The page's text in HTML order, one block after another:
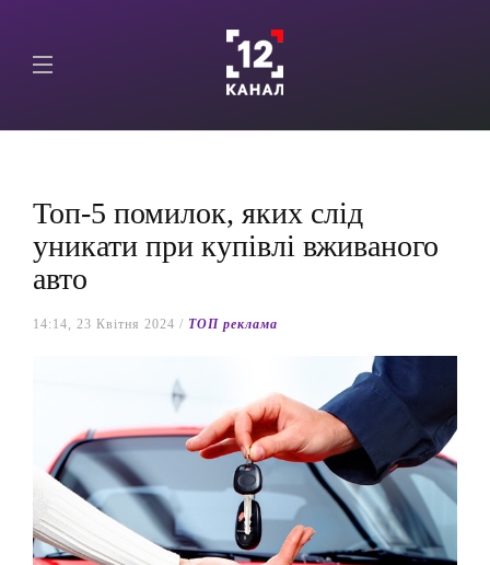
Топ-5 помилок, яких слід
уникати при купівлі вживаного
авто
14:14, 23 Квітня 2024 / ТОП реклама